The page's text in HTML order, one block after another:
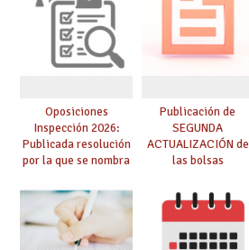
Oposiciones
Inspección 2026:
Publicada resolución
por la que se nombra
prácticas, se regulan
dichas prácticas y se
convoca acto público
de adjudicación
Publicación de
SEGUNDA
ACTUALIZACIÓN de
las bolsas
Cuerpo de Maestros
de especialidades
convocadas a
oposición